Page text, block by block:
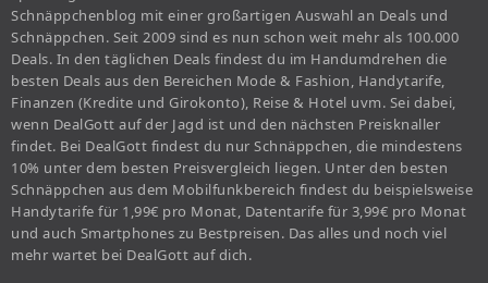
Schnäppchenblog mit einer großartigen Auswahl an Deals und
Schnäppchen. Seit 2009 sind es nun schon weit mehr als 100.000
Deals. In den täglichen Deals findest du im Handumdrehen die
besten Deals aus den Bereichen Mode & Fashion, Handytarife,
Finanzen (Kredite und Girokonto), Reise & Hotel uvm. Sei dabei,
wenn DealGott auf der Jagd ist und den nächsten Preisknaller
findet. Bei DealGott findest du nur Schnäppchen, die mindestens
10% unter dem besten Preisvergleich liegen. Unter den besten
Schnäppchen aus dem Mobilfunkbereich findest du beispielsweise
Handytarife für 1,99€ pro Monat, Datentarife für 3,99€ pro Monat
und auch Smartphones zu Bestpreisen. Das alles und noch viel
mehr wartet bei DealGott auf dich.